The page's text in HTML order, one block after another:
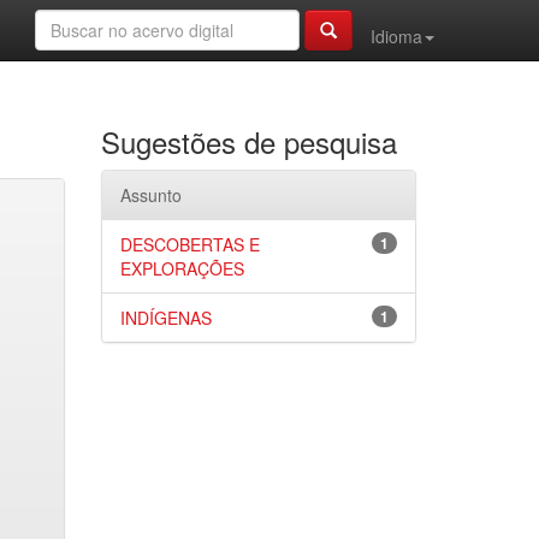
Idioma
Sugestões de pesquisa
Assunto
1
DESCOBERTAS E
EXPLORAÇÕES
1
INDÍGENAS